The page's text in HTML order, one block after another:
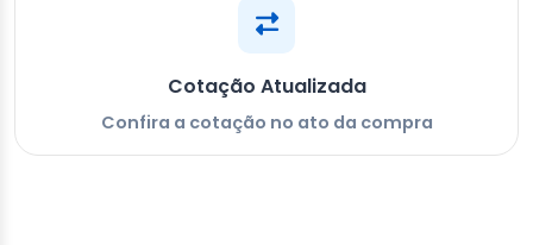
Cotação Atualizada
Confira a cotação no ato da compra